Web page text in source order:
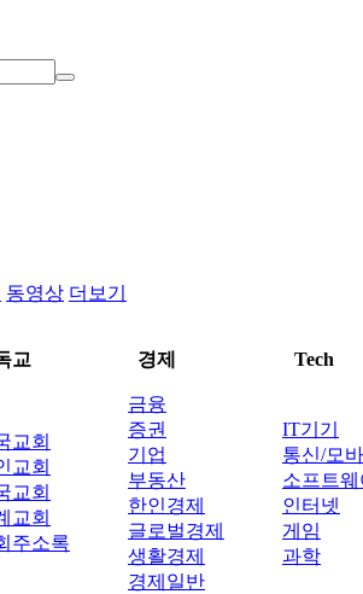
동영상 더보기
교 경제 Tech
교회
교회
교회
교회
주소록
금융
증권
기업
부동산
한인경제
글로벌경제
생활경제
경제일반
IT기기
통신/모
소프트웨
인터넷
게임
과학